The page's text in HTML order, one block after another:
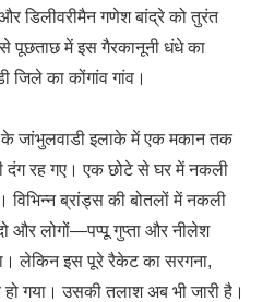
डिलीवरीमैन गणेश बांद्रे को तुरंत
से पूछताछ में इस गैरकानूनी धंधे का
जिले का कोंगांव गांव।
के जांभुलवाडी इलाके में एक मकान तक
दंग रह गए। एक छोटे से घर में नकली
विभिन्न ब्रांड्स की बोतलों में नकली
और लोगों—पप्पू गुप्ता और नीलेश
लेकिन इस पूरे रैकेट का सरगना,
गया। उसकी तलाश अब भी जारी है।